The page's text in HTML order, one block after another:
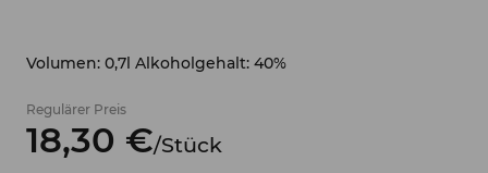
Volumen: 0,7l Alkoholgehalt: 40%
Regulärer Preis
18,30 €/Stück